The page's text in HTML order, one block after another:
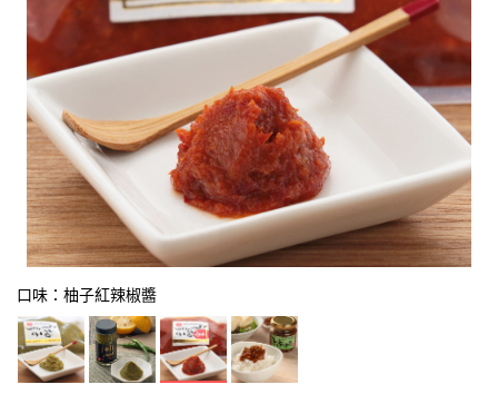
口味：柚子紅辣椒醬